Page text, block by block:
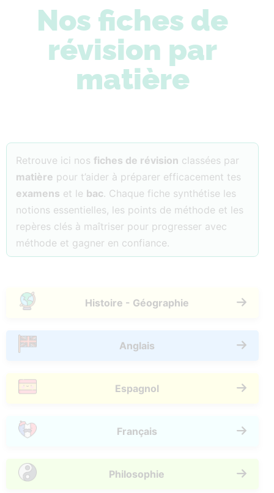
Nos fiches de
révision par
matière
Retrouve ici nos fiches de révision classées par
matière pour t’aider à préparer efficacement tes
examens et le bac. Chaque fiche synthétise les
notions essentielles, les points de méthode et les
repères clés à maîtriser pour progresser avec
méthode et gagner en confiance.
Histoire - Géographie
Anglais
Espagnol
Français
Philosophie